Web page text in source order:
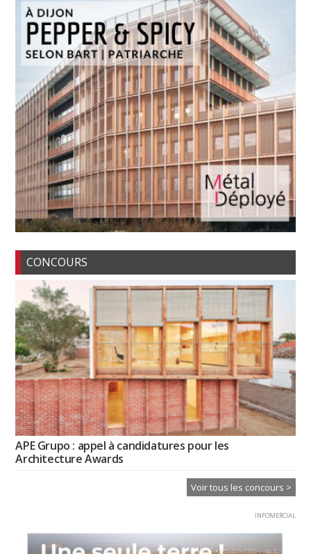
CONCOURS
APE Grupo : appel à candidatures pour les
Architecture Awards
Voir tous les concours >
INFOMERCIAL